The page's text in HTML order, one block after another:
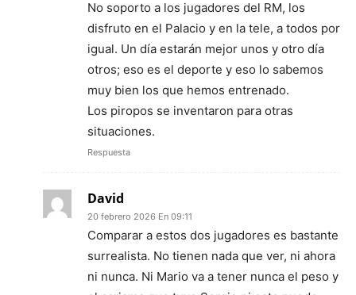
No soporto a los jugadores del RM, los
disfruto en el Palacio y en la tele, a todos por
igual. Un día estarán mejor unos y otro día
otros; eso es el deporte y eso lo sabemos
muy bien los que hemos entrenado.
Los piropos se inventaron para otras
situaciones.
Respuesta
David
20 febrero 2026 En 09:11
Comparar a estos dos jugadores es bastante
surrealista. No tienen nada que ver, ni ahora
ni nunca. Ni Mario va a tener nunca el peso y